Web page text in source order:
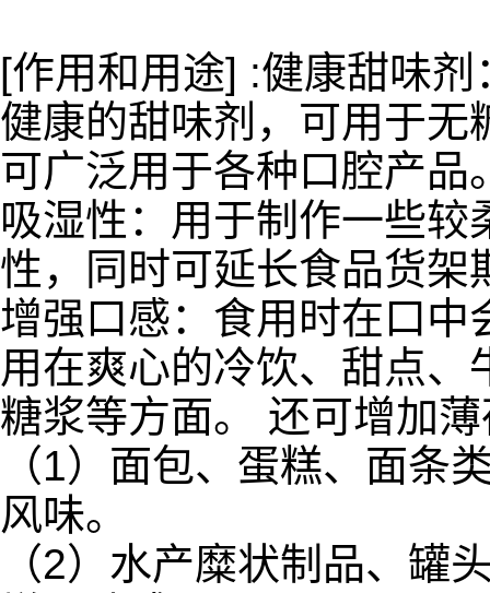
[作用和用途] :健康甜味
健康的甜味剂，可用于无
可广泛用于各种口腔产品
吸湿性：用于制作一些
性，同时可延长食品货架
增强口感：食用时在口中
用在爽心的冷饮、甜点
糖浆等方面。 还可增加
（1）面包、蛋糕、面条
风味。
（2）水产糜状制品、罐